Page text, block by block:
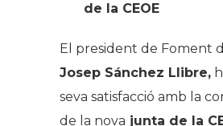
de la CEOE
El president de Foment
Josep Sánchez Llibre,
seva satisfacció amb la
de la nova junta de la